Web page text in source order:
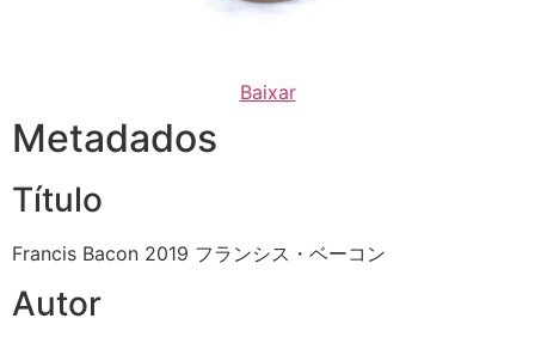
Baixar
Metadados
Título
Francis Bacon 2019 フランシス・ベーコン
Autor